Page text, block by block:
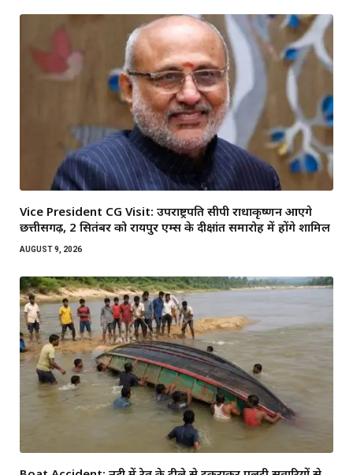
Vice President CG Visit: उपराष्ट्रपति सीपी राधाकृष्णन आएंगे
छत्तीसगढ़, 2 सितंबर को रायपुर एम्स के दीक्षांत समारोह में होंगे शामिल
AUGUST 9, 2026